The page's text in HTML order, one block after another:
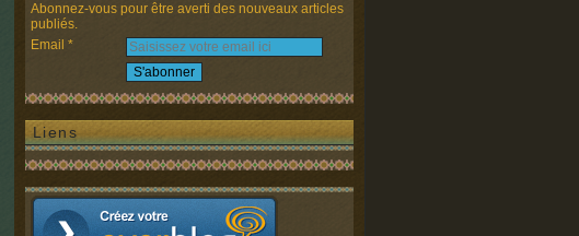
Abonnez-vous pour être averti des nouveaux articles
publiés.
Email
Liens